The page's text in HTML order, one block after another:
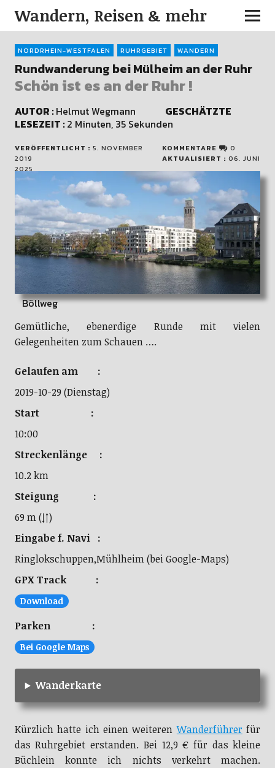
Wandern, Reisen & mehr
NORDRHEIN-WESTFALEN RUHRGEBIET WANDERN
Rundwanderung bei Mülheim an der Ruhr
Schön ist es an der Ruhr !
AUTOR :Helmut Wegmann GESCHÄTZTE
LESEZEIT :2 Minuten, 35 Sekunden
VERÖFFENTLICHT : 5. NOVEMBER
2019
KOMMENTARE
0
AKTUALISIERT :06. JUNI
2025
Böllweg
Gemütliche, ebenerdige Runde mit vielen
Gelegenheiten zum Schauen ….
Gelaufen am :
2019-10-29 (Dienstag)
Start :
10:00
Streckenlänge :
10.2 km
Steigung :
69 m (↓↑)
Eingabe f. Navi :
Ringlokschuppen,Mühlheim (bei Google-Maps)
GPX Track :
Download
Parken :
Bei Google Maps
Wanderkarte
Kürzlich hatte ich einen weiterenWanderführer für
das Ruhrgebiet erstanden. Bei 12,9 € für das kleine
Büchlein konnte ich nichts verkehrt machen.